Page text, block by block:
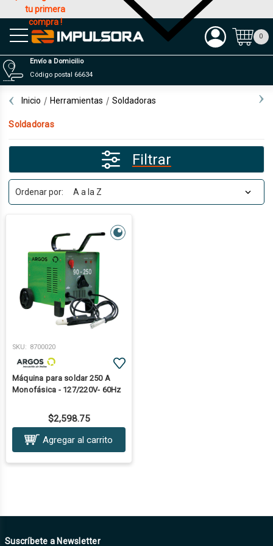
tu primera
compra !
Productos
Envío a Domicilio
Código postal 66634
0
Inicio Herramientas Soldadoras
Soldadoras
Filtrar
Ordenar por:
SKU: 8700020
Máquina para soldar 250 A
Monofásica - 127/220V- 60Hz
$2,598.75
Agregar al carrito
Suscríbete a Newsletter